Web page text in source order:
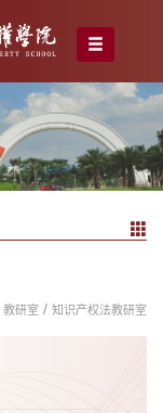
教研室 / 知识产权法教研室